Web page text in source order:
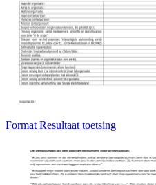
Format Resultaat toetsing